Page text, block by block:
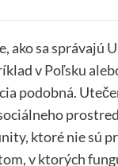
ako sa správajú
v Poľsku
podobná.
ktoré nie sú
v ktorých